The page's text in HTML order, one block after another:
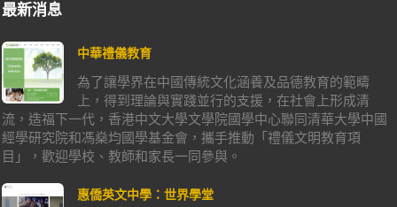
最新消息
中華禮儀教育
為了讓學界在中國傳統文化涵養及品德教育的範疇
上，得到理論與實踐並行的支援，在社會上形成清
流，造福下一代，香港中文大學文學院國學中心聯同清華大學中國
經學研究院和馮燊均國學基金會，攜手推動「禮儀文明教育項
目」，歡迎學校、教師和家長一同參與。
惠僑英文中學：世界學堂